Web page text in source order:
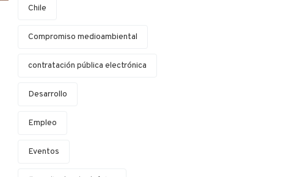
Chile
Compromiso medioambiental
contratación pública electrónica
Desarrollo
Empleo
Eventos